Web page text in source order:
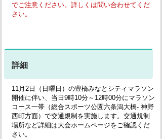
でご注意ください。詳しくは問い合わせてくだ
さい。
詳細
11月2日（日曜日）の豊橋みなとシティマラソン
開催に伴い、当日9時10分～12時00分にマラソン
コース一帯（総合スポーツ公園六条潟大橋- 神野
西町方面）で交通規制を実施します。交通規制
場所など詳細は大会ホームページをご確認くだ
さい。